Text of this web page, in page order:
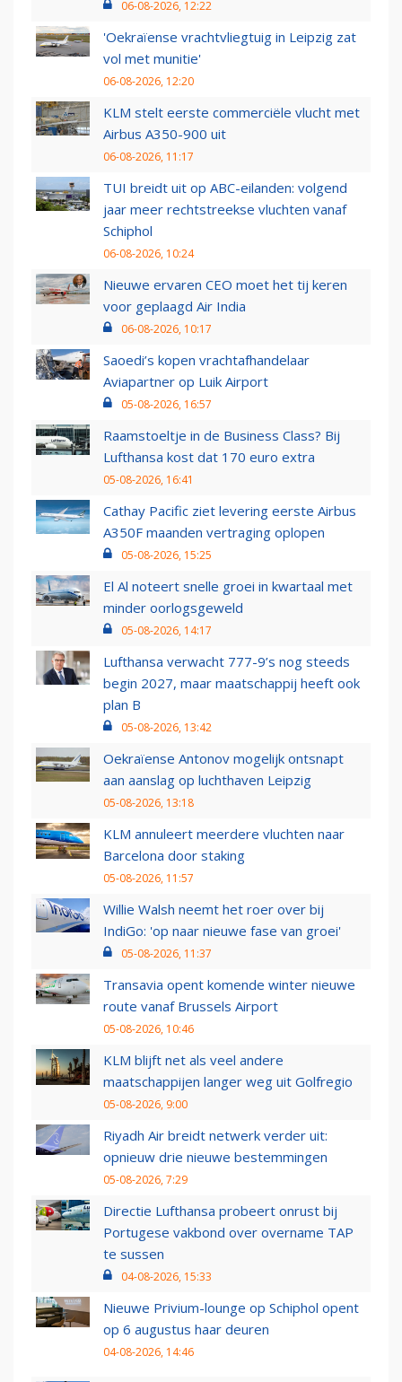
06-08-2026, 12:22
'Oekraïense vrachtvliegtuig in Leipzig zat
vol met munitie'
06-08-2026, 12:20
KLM stelt eerste commerciële vlucht met
Airbus A350-900 uit
06-08-2026, 11:17
TUI breidt uit op ABC-eilanden: volgend
jaar meer rechtstreekse vluchten vanaf
Schiphol
06-08-2026, 10:24
Nieuwe ervaren CEO moet het tij keren
voor geplaagd Air India
06-08-2026, 10:17
Saoedi’s kopen vrachtafhandelaar
Aviapartner op Luik Airport
05-08-2026, 16:57
Raamstoeltje in de Business Class? Bij
Lufthansa kost dat 170 euro extra
05-08-2026, 16:41
Cathay Pacific ziet levering eerste Airbus
A350F maanden vertraging oplopen
05-08-2026, 15:25
El Al noteert snelle groei in kwartaal met
minder oorlogsgeweld
05-08-2026, 14:17
Lufthansa verwacht 777-9’s nog steeds
begin 2027, maar maatschappij heeft ook
plan B
05-08-2026, 13:42
Oekraïense Antonov mogelijk ontsnapt
aan aanslag op luchthaven Leipzig
05-08-2026, 13:18
KLM annuleert meerdere vluchten naar
Barcelona door staking
05-08-2026, 11:57
Willie Walsh neemt het roer over bij
IndiGo: 'op naar nieuwe fase van groei'
05-08-2026, 11:37
Transavia opent komende winter nieuwe
route vanaf Brussels Airport
05-08-2026, 10:46
KLM blijft net als veel andere
maatschappijen langer weg uit Golfregio
05-08-2026, 9:00
Riyadh Air breidt netwerk verder uit:
opnieuw drie nieuwe bestemmingen
05-08-2026, 7:29
Directie Lufthansa probeert onrust bij
Portugese vakbond over overname TAP
te sussen
04-08-2026, 15:33
Nieuwe Privium-lounge op Schiphol opent
op 6 augustus haar deuren
04-08-2026, 14:46